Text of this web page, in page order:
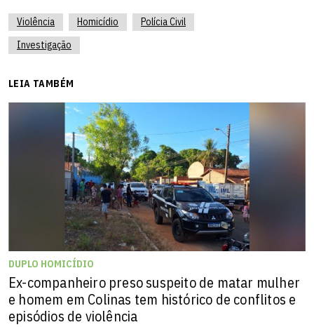
Violência Homicídio
Polícia Civil
Investigação
LEIA TAMBÉM
DUPLO HOMICÍDIO
Ex-companheiro preso suspeito de matar mulher
e homem em Colinas tem histórico de conflitos e
episódios de violência